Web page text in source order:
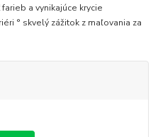
a vynikajúce krycie
° skvelý zážitok z maľovania za